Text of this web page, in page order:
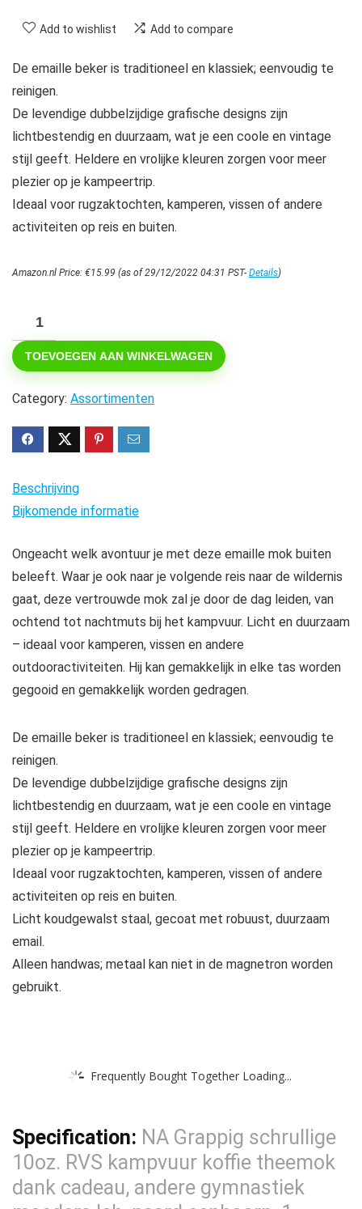
Add to wishlist Add to compare
De emaille beker is traditioneel en klassiek; eenvoudig te
reinigen.
De levendige dubbelzijdige grafische designs zijn
lichtbestendig en duurzaam, wat je een coole en vintage
stijl geeft. Heldere en vrolijke kleuren zorgen voor meer
plezier op je kampeertrip.
Ideaal voor rugzaktochten, kamperen, vissen of andere
activiteiten op reis en buiten.
Amazon.nl Price: €15.99 (as of 29/12/2022 04:31 PST- Details)
Grappig
schrullige
10oz.
RVS
kampvuur
koffie
dank
cadeau,
gymnastiek
moeders
Ich,
paard
eenhoorn,
1…
aantal
TOEVOEGEN AAN WINKELWAGEN
Category: Assortimenten
Beschrijving
Bijkomende informatie
Ongeacht welk avontuur je met deze emaille mok buiten
beleeft. Waar je ook naar je volgende reis naar de wildernis
gaat, deze vertrouwde mok zal je door de dag leiden, van
ochtend tot nachtmuts bij het kampvuur. Licht en duurzaam
– ideaal voor kamperen, vissen en andere
outdooractiviteiten. Hij kan gemakkelijk in elke tas worden
gegooid en gemakkelijk worden gedragen.
De emaille beker is traditioneel en klassiek; eenvoudig te
reinigen.
De levendige dubbelzijdige grafische designs zijn
lichtbestendig en duurzaam, wat je een coole en vintage
stijl geeft. Heldere en vrolijke kleuren zorgen voor meer
plezier op je kampeertrip.
Ideaal voor rugzaktochten, kamperen, vissen of andere
activiteiten op reis en buiten.
Licht koudgewalst staal, gecoat met robuust, duurzaam
email.
Alleen handwas; metaal kan niet in de magnetron worden
gebruikt.
Frequently Bought Together Loading...
Specification: NA Grappig schrullige
10oz. RVS kampvuur koffie theemok
dank cadeau, andere gymnastiek